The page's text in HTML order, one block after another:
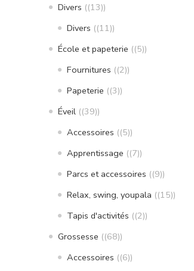
Divers (13)
Divers (11)
École et papeterie (5)
Fournitures (2)
Papeterie (3)
Éveil (39)
Accessoires (5)
Apprentissage (7)
Parcs et accessoires (9)
Relax, swing, youpala (15)
Tapis d'activités (2)
Grossesse (68)
Accessoires (6)